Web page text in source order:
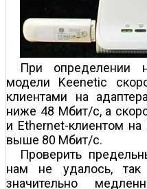
При определении
модели Keenetic
клиентами на
ниже 48 Мбит/с, а
и Ethernet-клиентом
выше 80 Мбит/с.
Проверить
нам не удалось,
значительно